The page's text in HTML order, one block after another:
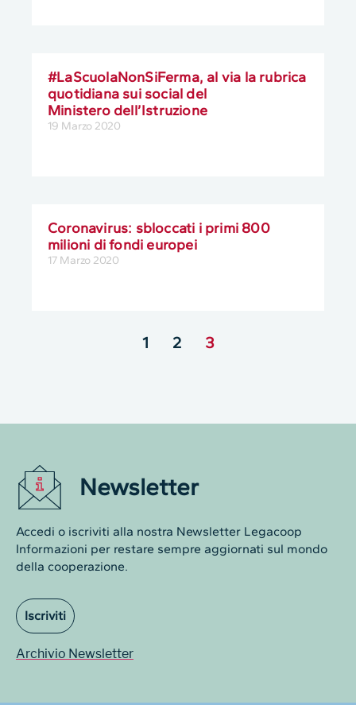
#LaScuolaNonSiFerma, al via la rubrica
quotidiana sui social del
Ministero dell’Istruzione
19 Marzo 2020
Coronavirus: sbloccati i primi 800
milioni di fondi europei
17 Marzo 2020
1 2 3
Newsletter
Accedi o iscriviti alla nostra Newsletter Legacoop
Informazioni per restare sempre aggiornati sul mondo
della cooperazione.
Iscriviti
Archivio Newsletter